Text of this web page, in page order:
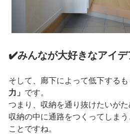
✔️みんなが大好きなアイデ
そして、廊下によって低下する
力」 です。
つまり、収納を通り抜けたいがた
収納の中に通路をつくってしま
ことですね。